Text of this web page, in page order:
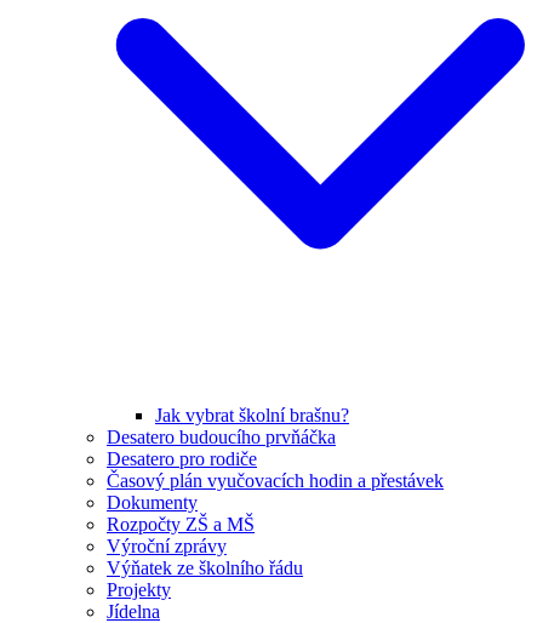
Jak vybrat školní brašnu?
Desatero budoucího prvňáčka
Desatero pro rodiče
Časový plán vyučovacích hodin a přestávek
Dokumenty
Rozpočty ZŠ a MŠ
Výroční zprávy
Výňatek ze školního řádu
Projekty
Jídelna